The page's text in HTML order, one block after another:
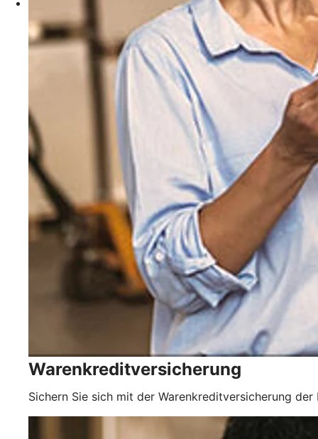
Warenkreditversicherung
Sichern Sie sich mit der Warenkreditversicherung